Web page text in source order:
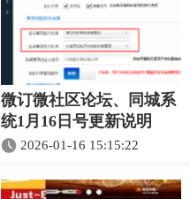
微订微社区论坛、同城系
统1月16日号更新说明
2026-01-16 15:15:22